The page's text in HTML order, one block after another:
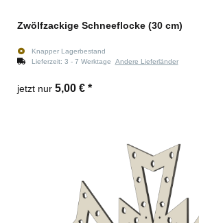
Zwölfzackige Schneeflocke (30 cm)
Knapper Lagerbestand
Lieferzeit: 3 - 7 Werktage Andere Lieferländer
jetzt nur 5,00 € *